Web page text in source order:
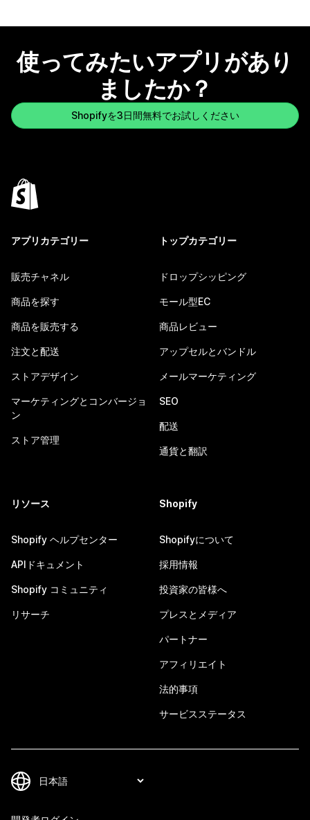
使ってみたいアプリがあり
ましたか？
Shopifyを3日間無料でお試しください
アプリカテゴリー
販売チャネル
商品を探す
商品を販売する
注文と配送
ストアデザイン
マーケティングとコンバージョ
ン
ストア管理
トップカテゴリー
ドロップシッピング
モール型EC
商品レビュー
アップセルとバンドル
メールマーケティング
SEO
配送
通貨と翻訳
リソース
Shopify ヘルプセンター
APIドキュメント
Shopify コミュニティ
リサーチ
Shopify
Shopifyについて
採用情報
投資家の皆様へ
プレスとメディア
パートナー
アフィリエイト
法的事項
サービスステータス